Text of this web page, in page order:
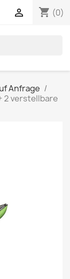
shopping_cart (0)

Anfrage
2 verstellbare